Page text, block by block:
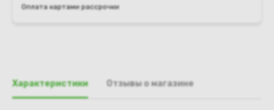
Оплата картами рассрочки
Характеристики Отзывы о магазине